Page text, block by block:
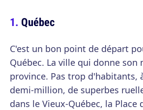
Québec
C'est un bon point de départ
Québec. La ville qui donne son
province. Pas trop d'habitants,
demi-million, de superbes
dans le Vieux-Québec, la Place